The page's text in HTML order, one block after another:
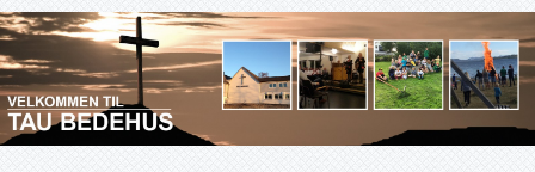
Gå
til
innhold